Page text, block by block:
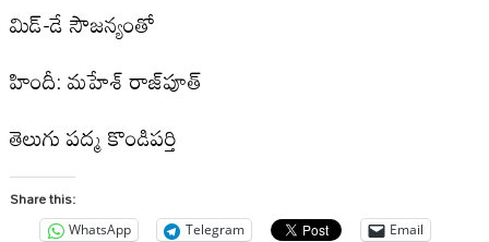
మిడ్-డే సౌజన్యంతో
హిందీ: మహేశ్ రాజ్‌పూత్
తెలుగు పద్మ కొండిపర్తి
Share this:
WhatsApp Telegram
Email